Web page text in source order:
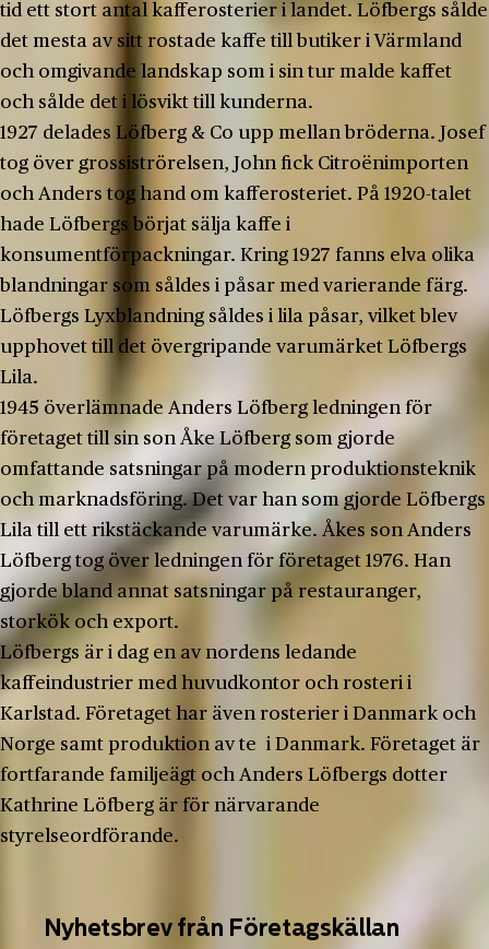
tid ett stort antal kafferosterier i landet. Löfbergs sålde
det mesta av sitt rostade kaffe till butiker i Värmland
och omgivande landskap som i sin tur malde kaffet
och sålde det i lösvikt till kunderna.
1927 delades Löfberg & Co upp mellan bröderna. Josef
tog över grossiströrelsen, John fick Citroënimporten
och Anders tog hand om kafferosteriet. På 1920-talet
hade Löfbergs börjat sälja kaffe i
konsumentförpackningar. Kring 1927 fanns elva olika
blandningar som såldes i påsar med varierande färg.
Löfbergs Lyxblandning såldes i lila påsar, vilket blev
upphovet till det övergripande varumärket Löfbergs
Lila.
1945 överlämnade Anders Löfberg ledningen för
företaget till sin son Åke Löfberg som gjorde
omfattande satsningar på modern produktionsteknik
och marknadsföring. Det var han som gjorde Löfbergs
Lila till ett rikstäckande varumärke. Åkes son Anders
Löfberg tog över ledningen för företaget 1976. Han
gjorde bland annat satsningar på restauranger,
storkök och export.
Löfbergs är i dag en av nordens ledande
kaffeindustrier med huvudkontor och rosteri i
Karlstad. Företaget har även rosterier i Danmark och
Norge samt produktion av te i Danmark. Företaget är
fortfarande familjeägt och Anders Löfbergs dotter
Kathrine Löfberg är för närvarande
styrelseordförande.
Nyhetsbrev från Företagskällan